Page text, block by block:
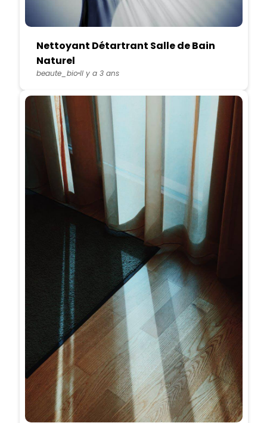
Nettoyant Détartrant Salle de Bain
Naturel
beaute_bioIl y a 3 ans